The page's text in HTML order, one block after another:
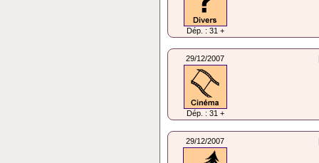
Dép. : 31 +
29/12/2007
Dép. : 31 +
29/12/2007